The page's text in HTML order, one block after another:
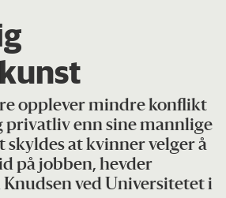
opplever mindre konflikt
privatliv enn sine mannlige
skyldes at kvinner velger å
på jobben, hevder
ved Universitetet i